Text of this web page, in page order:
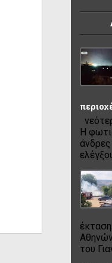
Η
του